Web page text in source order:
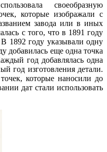
своеобразную
которые изображали с
завода или в иных
с того, что в 1891 году
1892 году указывали одну
добавилась еще одна точка
год добавлялась одна
год изготовления детали.
которые наносили до
дат стали использовать